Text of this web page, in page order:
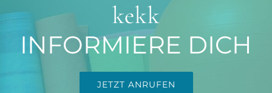
kekk
INFORMIERE DICH
JETZT ANRUFEN